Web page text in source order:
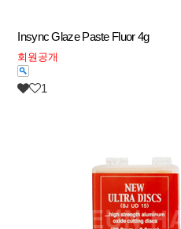
Insync Glaze Paste Fluor 4g
회원공개
1